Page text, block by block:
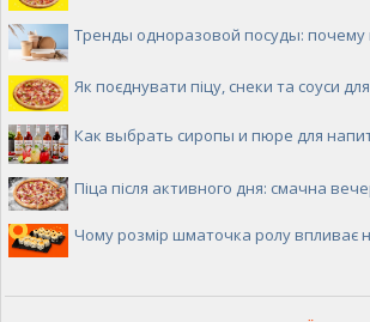
Тренды одноразовой посуды: почему
Як поєднувати піцу, снеки та соуси для
Как выбрать сиропы и пюре для
Піца після активного дня: смачна
Чому розмір шматочка ролу впливає